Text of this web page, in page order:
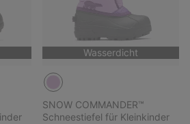
Wasserdicht
SNOW COMMANDER™
Schneestiefel für Kleinkinder